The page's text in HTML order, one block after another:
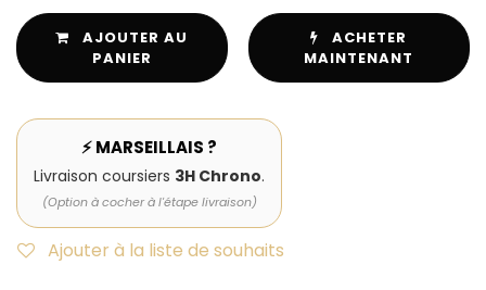
AJOUTER AU
PANIER
ACHETER
MAINTENANT
⚡ MARSEILLAIS ?
Livraison coursiers 3H Chrono.
(Option à cocher à l'étape livraison)
Ajouter à la liste de souhaits